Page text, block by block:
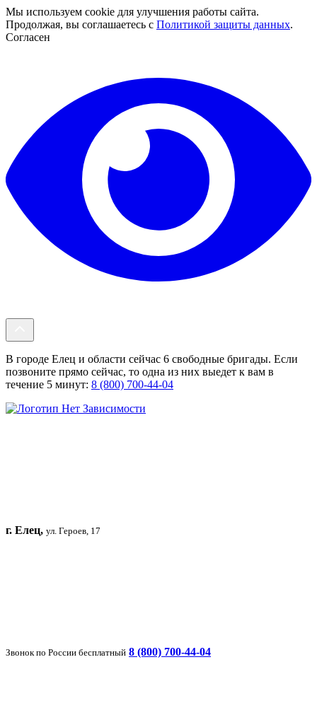
Мы используем cookie для улучшения работы сайта.
Продолжая, вы соглашаетесь с Политикой защиты данных.
Согласен
В городе Елец и области сейчас 6 свободные бригады. Если
позвоните прямо сейчас, то одна из них выедет к вам в
течение 5 минут: 8 (800) 700-44-04
г. Елец, ул. Героев, 17
Звонок по России бесплатный 8 (800) 700-44-04